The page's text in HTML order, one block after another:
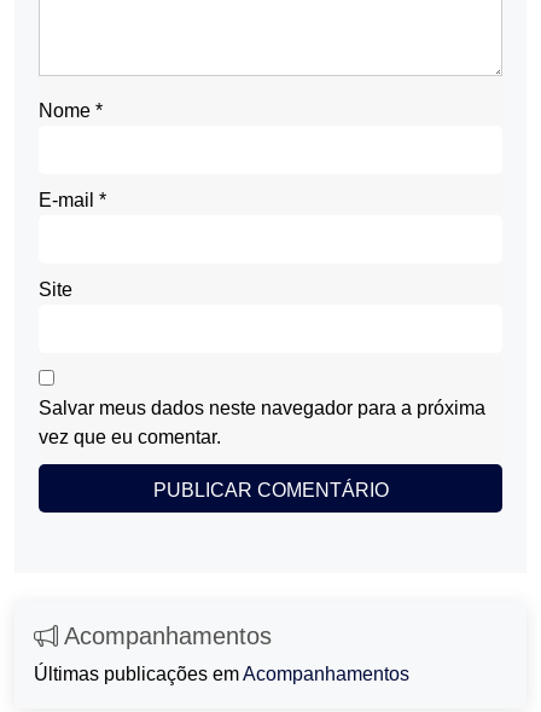
Nome *
E-mail *
Site
Salvar meus dados neste navegador para a próxima
vez que eu comentar.
Acompanhamentos
Últimas publicações emAcompanhamentos